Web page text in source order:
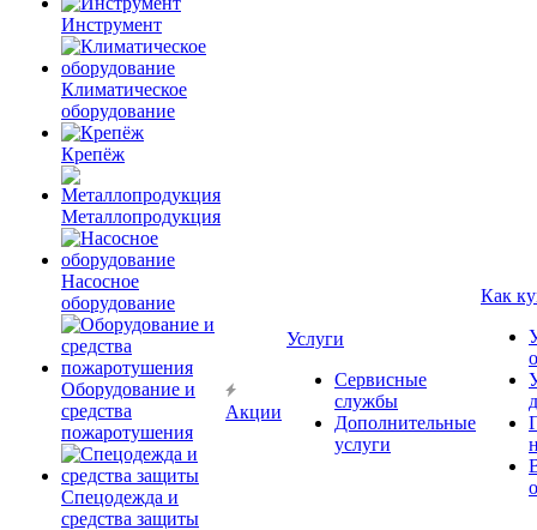
Инструмент
Климатическое
оборудование
Крепёж
Металлопродукция
Насосное
оборудование
Оборудование и
средства
пожаротушения
Спецодежда и
средства защиты
Акции
Услуги
Сервисные
службы
Дополнительные
услуги
Как